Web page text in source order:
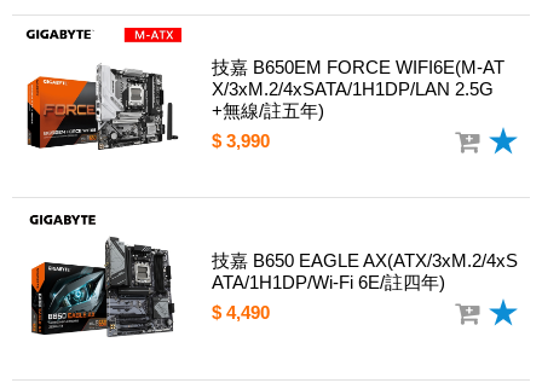
技嘉 B650EM FORCE WIFI6E(M-AT
X/3xM.2/4xSATA/1H1DP/LAN 2.5G
+無線/註五年)
$ 3,990
技嘉 B650 EAGLE AX(ATX/3xM.2/4xS
ATA/1H1DP/Wi-Fi 6E/註四年)
$ 4,490